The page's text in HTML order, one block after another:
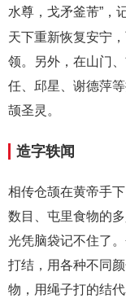
水尊，戈矛釜芾”，
天下重新恢复安宁
领。另外，在山门
任、邱星、谢德萍
颉圣灵。
造字轶闻
相传仓颉在黄帝手
数目、屯里食物的
光凭脑袋记不住了
打结，用各种不同
物，用绳子打的结